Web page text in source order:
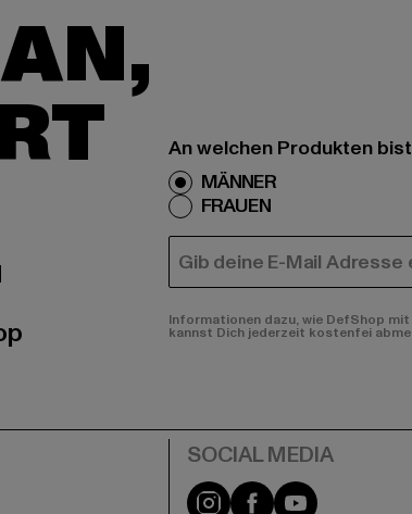
An welchen Produkten
MÄNNER
FRAUEN
E-MAIL
Informationen dazu, wie DefShop
kannst Dich jederzeit kostenfei
Instagram
FacebookYouTube